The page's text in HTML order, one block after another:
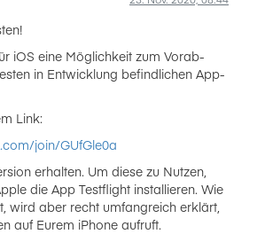
iOS eine Möglichkeit zum Vorab-
in Entwicklung befindlichen App-
Link:
join/GUfGle0a
erhalten. Um diese zu Nutzen,
die App Testflight installieren. Wie
wird aber recht umfangreich erklärt,
auf Eurem iPhone aufruft.